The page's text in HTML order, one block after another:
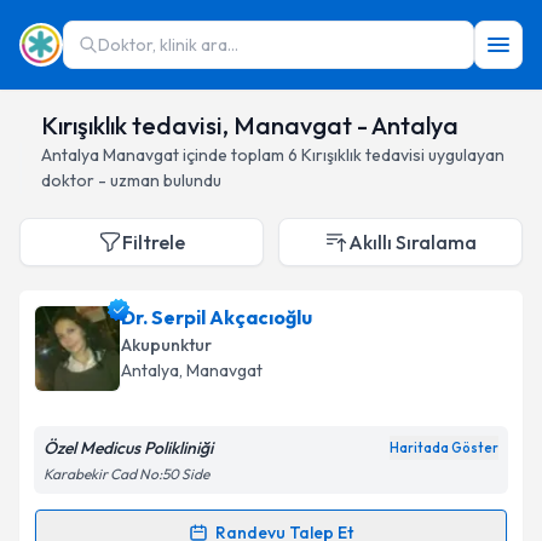
Doktor, klinik ara...
Kırışıklık tedavisi, Manavgat - Antalya
Antalya Manavgatiçinde toplam 6 Kırışıklık tedavisi uygulayan
doktor - uzman bulundu
Filtrele Akıllı Sıralama
Dr. Serpil Akçacıoğlu
Akupunktur
Antalya, Manavgat
Özel Medicus Polikliniği Haritada Göster
Karabekir Cad No:50 Side
Randevu Talep Et